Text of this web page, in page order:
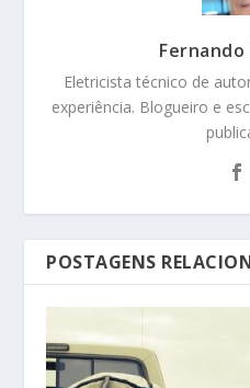
Eletricista técnico de
experiência. Blogueiro e
POSTAGENS